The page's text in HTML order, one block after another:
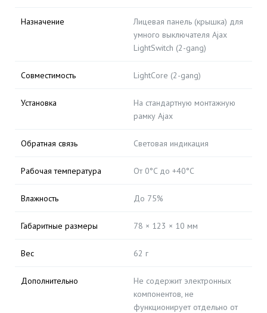
Назначение
Лицевая панель (крышка) для
умного выключателя Ajax
LightSwitch (2-gang)
Совместимость LightCore (2-gang)
Установка
На стандартную монтажную
рамку Ajax
Обратная связь Световая индикация
Рабочая температура От 0°C до +40°C
Влажность До 75%
Габаритные размеры 78 × 123 × 10 мм
Вес 62 г
Дополнительно
Не содержит электронных
компонентов, не
функционирует отдельно от